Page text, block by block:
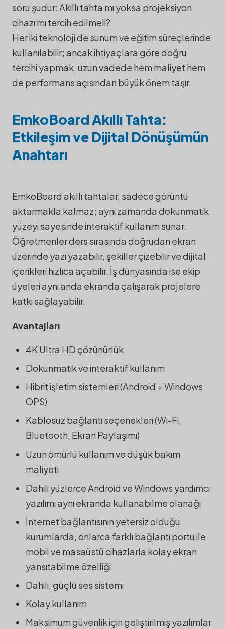
soru şudur: Akıllı tahta mı yoksa projeksiyon
cihazı mı tercih edilmeli?
Her iki teknoloji de sunum ve eğitim süreçlerinde
kullanılabilir; ancak ihtiyaçlara göre doğru
tercihi yapmak, uzun vadede hem maliyet hem
de performans açısından büyük önem taşır.
EmkoBoard Akıllı Tahta:
Etkileşim ve Dijital Dönüşümün
Anahtarı
EmkoBoard akıllı tahtalar, sadece görüntü
aktarmakla kalmaz; aynı zamanda dokunmatik
yüzeyi sayesinde interaktif kullanım sunar.
Öğretmenler ders sırasında doğrudan ekran
üzerinde yazı yazabilir, şekiller çizebilir ve dijital
içerikleri hızlıca açabilir. İş dünyasında ise ekip
üyeleri aynı anda ekranda çalışarak projelere
katkı sağlayabilir.
Avantajları
4K Ultra HD çözünürlük
Dokunmatik ve interaktif kullanım
Hibrit işletim sistemleri (Android + Windows
OPS)
Kablosuz bağlantı seçenekleri (Wi-Fi,
Bluetooth, Ekran Paylaşımı)
Uzun ömürlü kullanım ve düşük bakım
maliyeti
Dahili yüzlerce Android ve Windows yardımcı
yazılımı aynı ekranda kullanabilme olanağı
İnternet bağlantısının yetersiz olduğu
kurumlarda, onlarca farklı bağlantı portu ile
mobil ve masaüstü cihazlarla kolay ekran
yansıtabilme özelliği
Dahili, güçlü ses sistemi
Kolay kullanım
Maksimum güvenlik için geliştirilmiş yazılımlar